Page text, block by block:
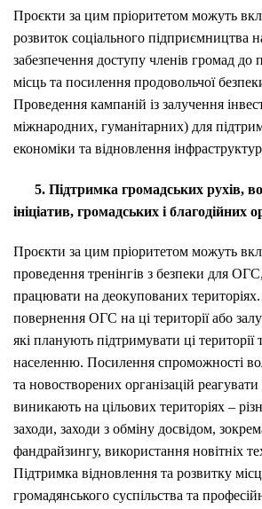
Проєкти за цим пріоритетом можуть
розвиток соціального підприємництва
забезпечення доступу членів громад до
місць та посилення продовольчої
Проведення кампаній із залучення
міжнародних, гуманітарних) для
економіки та відновлення
5. Підтримка громадських рухів,
ініціатив, громадських і благодійних
Проєкти за цим пріоритетом можуть
проведення тренінгів з безпеки для
працювати на деокупованих
повернення ОГС на ці території або
які планують підтримувати ці території
населенню. Посилення спроможності
та новостворених організацій
виникають на цільових територіях –
заходи, заходи з обміну досвідом,
фандрайзингу, використання новітніх
Підтримка відновлення та розвитку
громадянського суспільства та